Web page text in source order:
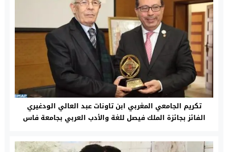
تكريم الجامعي المغربي ابن تاونات عبد العالي الودغيري
الفائز بجائزة الملك فيصل للغة والأدب العربي بجامعة فاس